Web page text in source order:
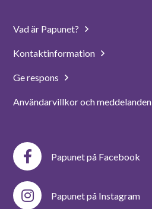
Vad är Papunet?
Kontaktinformation
Ge respons
Användarvillkor och meddelanden
Papunet på Facebook
Papunet på Instagram